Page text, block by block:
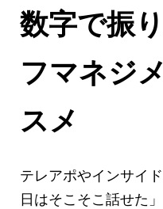
数字で振
フマネジ
スメ
テレアポやインサイ
日はそこそこ話せた